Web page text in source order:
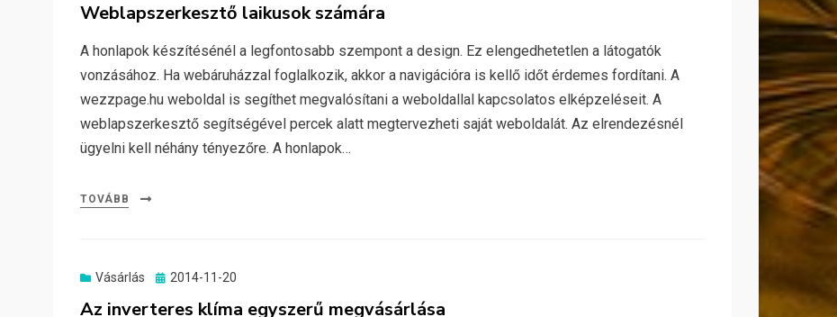
Weblapszerkesztő laikusok számára
A honlapok készítésénél a legfontosabb szempont a design. Ez elengedhetetlen a látogatók
vonzásához. Ha webáruházzal foglalkozik, akkor a navigációra is kellő időt érdemes fordítani. A
wezzpage.hu weboldal is segíthet megvalósítani a weboldallal kapcsolatos elképzeléseit. A
weblapszerkesztő segítségével percek alatt megtervezheti saját weboldalát. Az elrendezésnél
ügyelni kell néhány tényezőre. A honlapok…
TOVÁBB
Vásárlás
Posted
2014-11-20
Az inverteres klíma egyszerű megvásárlása